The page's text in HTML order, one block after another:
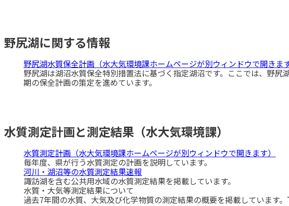
野尻湖に関する情報
野尻湖水質保全計画（水大気環境課ホームページが別ウィンドウで開きます
野尻湖は湖沼水質保全特別措置法に基づく指定湖沼です。ここでは、野尻
期の保全計画の策定を進めています。
水質測定計画と測定結果（水大気環境課）
水質測定計画（水大気環境課ホームページが別ウィンドウで開きます）
毎年度、県が行う水質測定の計画を説明しています。
河川・湖沼等の水質測定結果速報
諏訪湖を含む公共用水域の水質測定結果を掲載しています。
水質・大気等測定結果について
過去7年間の水質、大気及び化学物質の測定結果の概要を掲載しています。